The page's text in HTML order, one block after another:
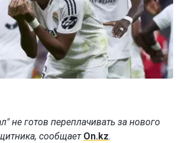
не готов переплачивать за нового
сообщает On.kz.